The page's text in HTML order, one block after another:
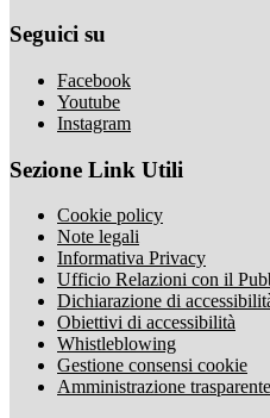
Seguici su
Facebook
Youtube
Instagram
Sezione Link Utili
Cookie policy
Note legali
Informativa Privacy
Ufficio Relazioni con il
Dichiarazione di
Obiettivi di accessibilità
Whistleblowing
Gestione consensi cookie
Amministrazione trasparente